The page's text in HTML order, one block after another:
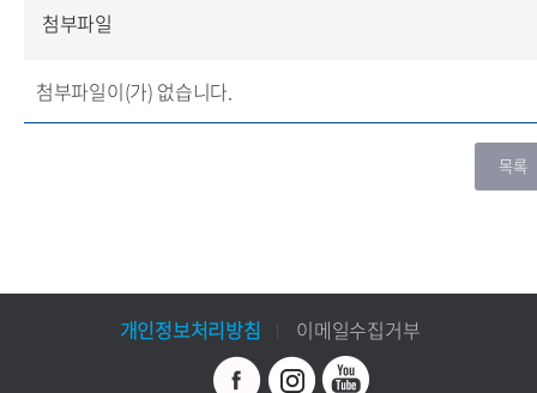
첨부파일
첨부파일이(가) 없습니다.
개인정보처리방침 이메일수집거부